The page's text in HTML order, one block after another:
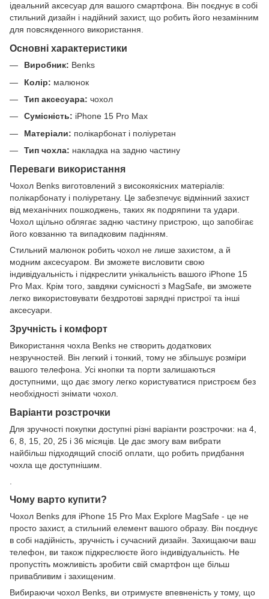
ідеальний аксесуар для вашого смартфона. Він поєднує в собі
стильний дизайн і надійний захист, що робить його незамінним
для повсякденного використання.
Основні характеристики
Виробник: Benks
Колір: малюнок
Тип аксесуара: чохол
Сумісність: iPhone 15 Pro Max
Матеріали: полікарбонат і поліуретан
Тип чохла: накладка на задню частину
Переваги використання
Чохол Benks виготовлений з високоякісних матеріалів:
полікарбонату і поліуретану. Це забезпечує відмінний захист
від механічних пошкоджень, таких як подряпини та удари.
Чохол щільно облягає задню частину пристрою, що запобігає
його ковзанню та випадковим падінням.
Стильний малюнок робить чохол не лише захистом, а й
модним аксесуаром. Ви зможете висловити свою
індивідуальність і підкреслити унікальність вашого iPhone 15
Pro Max. Крім того, завдяки сумісності з MagSafe, ви зможете
легко використовувати бездротові зарядні пристрої та інші
аксесуари.
Зручність і комфорт
Використання чохла Benks не створить додаткових
незручностей. Він легкий і тонкий, тому не збільшує розміри
вашого телефона. Усі кнопки та порти залишаються
доступними, що дає змогу легко користуватися пристроєм без
необхідності знімати чохол.
Варіанти розстрочки
Для зручності покупки доступні різні варіанти розстрочки: на 4,
6, 8, 15, 20, 25 і 36 місяців. Це дає змогу вам вибрати
найбільш підходящий спосіб оплати, що робить придбання
чохла ще доступнішим.
Чому варто купити?
Чохол Benks для iPhone 15 Pro Max Explore MagSafe - це не
просто захист, а стильний елемент вашого образу. Він поєднує
в собі надійність, зручність і сучасний дизайн. Захищаючи ваш
телефон, ви також підкреслюєте його індивідуальність. Не
пропустіть можливість зробити свій смартфон ще більш
привабливим і захищеним.
Вибираючи чохол Benks, ви отримуєте впевненість у тому, що